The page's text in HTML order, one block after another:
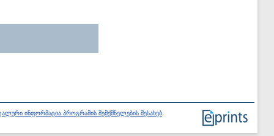
ინფორმაცია პროგრამის შემქმნელების შესახებ.